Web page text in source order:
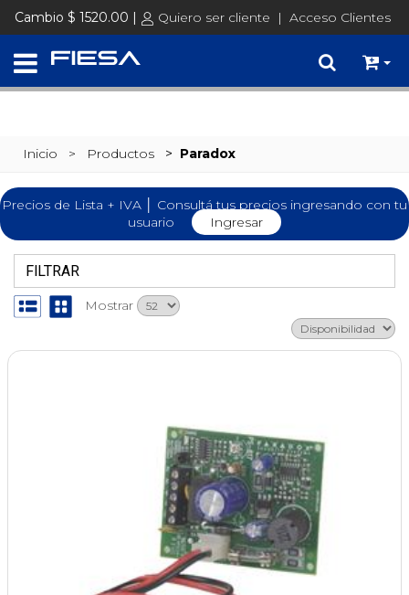
SET @busqueda = replace(@busqueda, 'Ã©','é')
Cambio $ 1520.00 | Quiero ser cliente | Acceso Clientes
Inicio > Productos > Paradox
Precios de Lista + IVA │ Consultá tus precios ingresando con tu
usuario
Ingresar
FILTRAR
Mostrar